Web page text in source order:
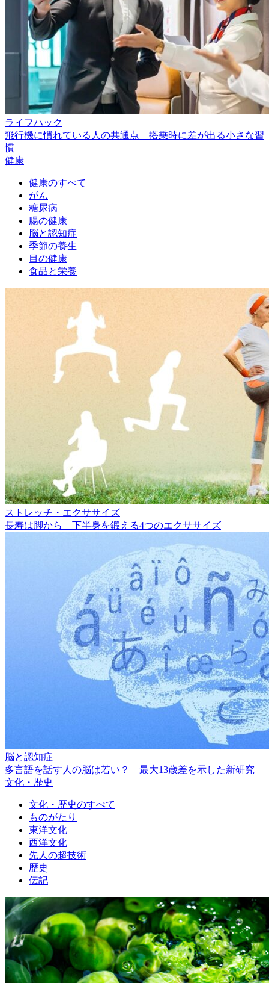
ライフハック
飛行機に慣れている人の共通点 搭乗時に差が出る小さな習
慣
健康
健康のすべて
がん
糖尿病
腸の健康
脳と認知症
季節の養生
目の健康
食品と栄養
ストレッチ・エクササイズ
長寿は脚から 下半身を鍛える4つのエクササイズ
脳と認知症
多言語を話す人の脳は若い？ 最大13歳差を示した新研究
文化・歴史
文化・歴史のすべて
ものがたり
東洋文化
西洋文化
先人の超技術
歴史
伝記